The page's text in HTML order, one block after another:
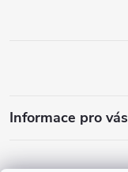
Informace pro vás